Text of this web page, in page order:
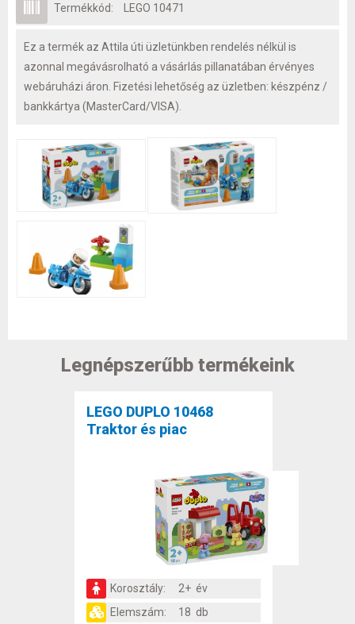
Termékkód: LEGO 10471
Ez a termék az Attila úti üzletünkben rendelés nélkül is
azonnal megávásrolható a vásárlás pillanatában érvényes
webáruházi áron. Fizetési lehetőség az üzletben: készpénz /
bankkártya (MasterCard/VISA).
Legnépszerűbb termékeink
LEGO DUPLO 10468
Traktor és piac
Korosztály:
2+ év
Elemszám:
18 db